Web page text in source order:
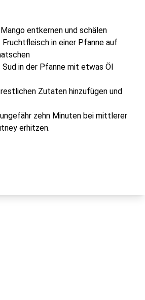
entkernen und schälen
in einer Pfanne auf
Sud in der Pfanne mit etwas Öl
Zutaten hinzufügen und
zehn Minuten bei mittlerer
erhitzen.